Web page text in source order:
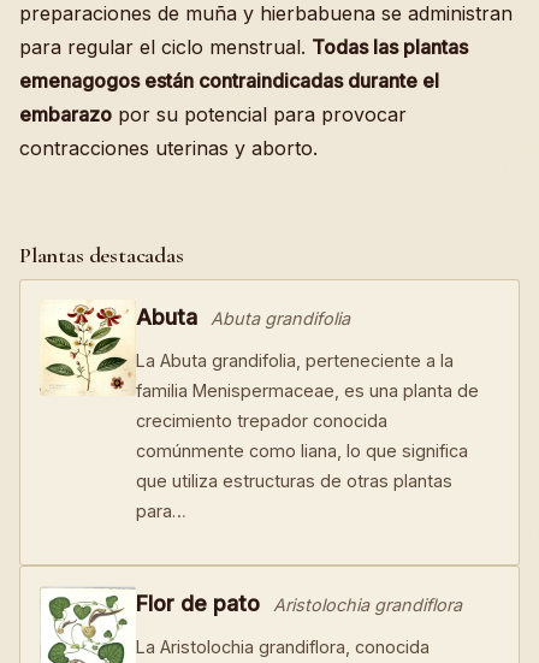
preparaciones de muña y hierbabuena se administran
para regular el ciclo menstrual. Todas las plantas
emenagogos están contraindicadas durante el
embarazo por su potencial para provocar
contracciones uterinas y aborto.
Plantas destacadas
Abuta Abuta grandifolia
La Abuta grandifolia, perteneciente a la
familia Menispermaceae, es una planta de
crecimiento trepador conocida
comúnmente como liana, lo que significa
que utiliza estructuras de otras plantas
para…
Flor de pato Aristolochia grandiflora
La Aristolochia grandiflora, conocida